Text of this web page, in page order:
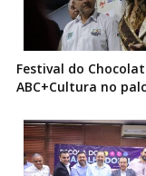
Festival do
ABC+Cultura no